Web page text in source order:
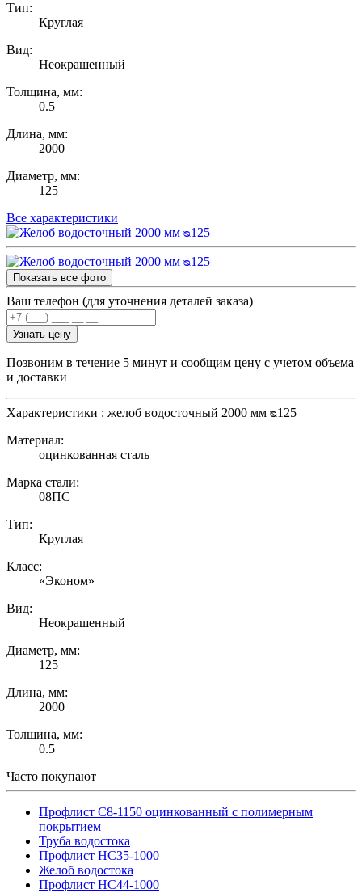
Тип:
Круглая
Вид:
Неокрашенный
Толщина, мм:
0.5
Длина, мм:
2000
Диаметр, мм:
125
Все характеристики
Показать все фото
Ваш телефон (для уточнения деталей заказа)
Узнать цену
Позвоним в течение 5 минут и сообщим цену с учетом объема
и доставки
Характеристики : желоб водосточный 2000 мм ᴓ125
Материал:
оцинкованная сталь
Марка стали:
08ПС
Тип:
Круглая
Класс:
«Эконом»
Вид:
Неокрашенный
Диаметр, мм:
125
Длина, мм:
2000
Толщина, мм:
0.5
Часто покупают
Профлист С8-1150 оцинкованный с полимерным
покрытием
Труба водостока
Профлист НС35-1000
Желоб водостока
Профлист НС44-1000